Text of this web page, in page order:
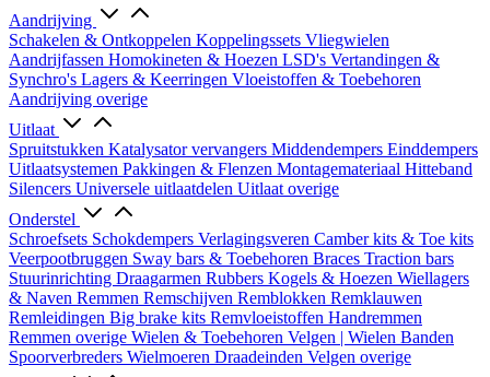
Aandrijving
Schakelen & Ontkoppelen Koppelingssets Vliegwielen
Aandrijfassen Homokineten & Hoezen LSD's Vertandingen &
Synchro's Lagers & Keerringen Vloeistoffen & Toebehoren
Aandrijving overige
Uitlaat
Spruitstukken Katalysator vervangers Middendempers Einddempers
Uitlaatsystemen Pakkingen & Flenzen Montagemateriaal Hitteband
Silencers Universele uitlaatdelen Uitlaat overige
Onderstel
Schroefsets Schokdempers Verlagingsveren Camber kits & Toe kits
Veerpootbruggen Sway bars & Toebehoren Braces Traction bars
Stuurinrichting Draagarmen Rubbers Kogels & Hoezen Wiellagers
& Naven Remmen Remschijven Remblokken Remklauwen
Remleidingen Big brake kits Remvloeistoffen Handremmen
Remmen overige Wielen & Toebehoren Velgen | Wielen Banden
Spoorverbreders Wielmoeren Draadeinden Velgen overige